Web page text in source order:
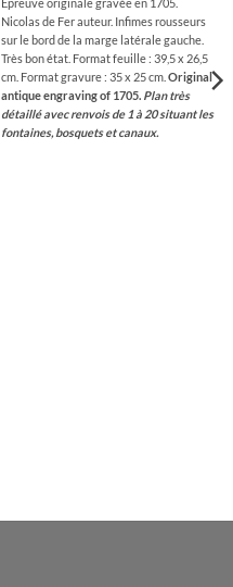
Nicolas de Fer auteur. Infimes rousseurs
sur le bord de la marge latérale gauche.
Très bon état. Format feuille : 39,5 x 26,5
cm. Format gravure : 35 x 25 cm. Original
antique engraving of 1705. Plan très
détaillé avec renvois de 1 à 20 situant les
fontaines, bosquets et canaux.